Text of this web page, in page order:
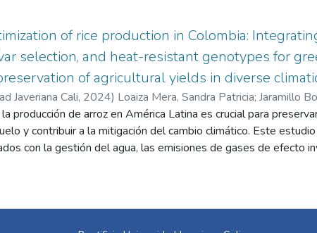
of rice production in Colombia:
selection, and heat-resistant genotypes for
of agricultural yields in diverse
Javeriana Cali, 2024) Loaiza Mera, Sandra Patricia; Jaramillo
Cameron
producción de arroz en América Latina es crucial para
y contribuir a la mitigación del cambio climático. Este
con la gestión del agua, las emisiones de gases de efecto
identificación de genotipos resistentes a condiciones de altas